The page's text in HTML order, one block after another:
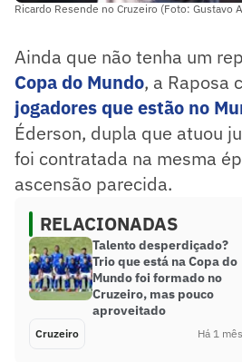
Ricardo Resende no Cruzeiro (Foto: Gustavo
Ainda que não tenha um
Copa do Mundo, a Raposa
jogadores que estão no
Éderson, dupla que atuou
foi contratada na mesma
ascensão parecida.
RELACIONADAS
Talento desperdiçado?
Trio que está na Copa do
Mundo foi formado no
Cruzeiro, mas pouco
aproveitado
Cruzeiro Há 1 mês